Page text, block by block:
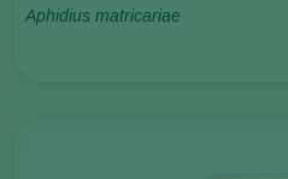
Aphidius matricariae